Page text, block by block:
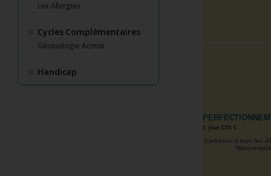
Les Allergies
Cycles Complémentaires
Géobiologie Acmos
Handicap
1 jour 150 €
S'adresse à tous les